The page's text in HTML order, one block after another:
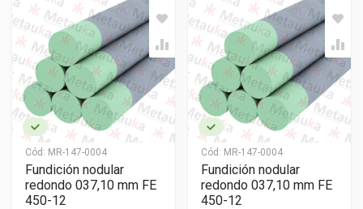
Cód: MR-147-0004
Fundición nodular
redondo 037,10 mm FE
450-12
Cód: MR-147-0004
Fundición nodular
redondo 037,10 mm FE
450-12